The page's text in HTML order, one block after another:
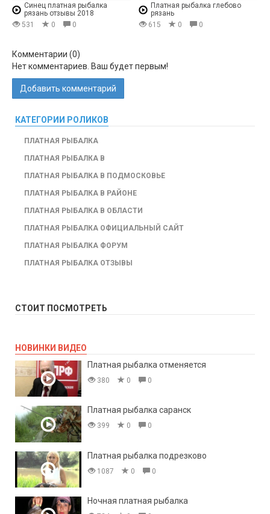
Синец платная рыбалка
рязань отзывы 2018
531
0 0
Платная рыбалка глебово
рязань
615
0 0
Комментарии (0)
Нет комментариев. Ваш будет первым!
Добавить комментарий
КАТЕГОРИИ РОЛИКОВ
ПЛАТНАЯ РЫБАЛКА
ПЛАТНАЯ РЫБАЛКА В
ПЛАТНАЯ РЫБАЛКА В ПОДМОСКОВЬЕ
ПЛАТНАЯ РЫБАЛКА В РАЙОНЕ
ПЛАТНАЯ РЫБАЛКА В ОБЛАСТИ
ПЛАТНАЯ РЫБАЛКА ОФИЦИАЛЬНЫЙ САЙТ
ПЛАТНАЯ РЫБАЛКА ФОРУМ
ПЛАТНАЯ РЫБАЛКА ОТЗЫВЫ
СТОИТ ПОСМОТРЕТЬ
НОВИНКИ ВИДЕО
Платная рыбалка отменяется
380 0 0
Платная рыбалка саранск
399 0 0
Платная рыбалка подрезково
1087 0 0
Ночная платная рыбалка